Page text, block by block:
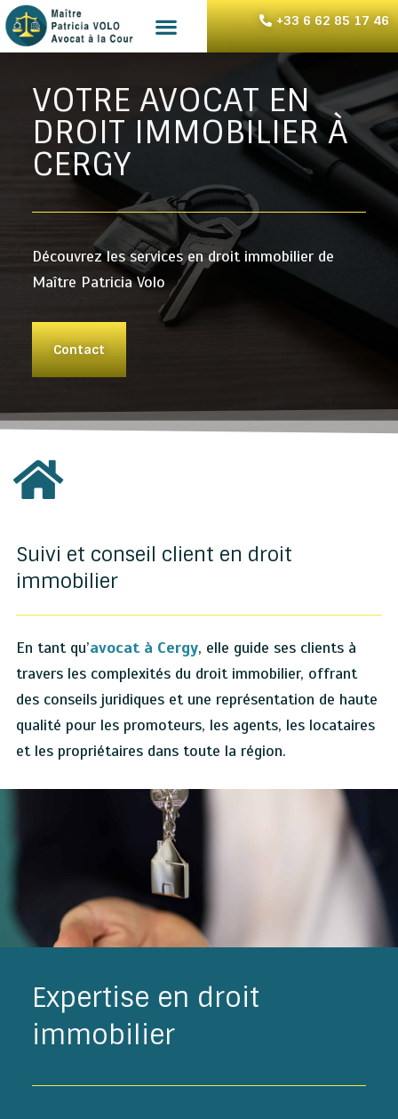
+33 6 62 85 17 46
VOTRE AVOCAT EN
DROIT IMMOBILIER À
CERGY
Découvrez les services en droit immobilier de
Maître Patricia Volo
Contact
Suivi et conseil client en droit
immobilier
En tant qu’avocat à Cergy, elle guide ses clients à
travers les complexités du droit immobilier, offrant
des conseils juridiques et une représentation de haute
qualité pour les promoteurs, les agents, les locataires
et les propriétaires dans toute la région.
Expertise en droit
immobilier